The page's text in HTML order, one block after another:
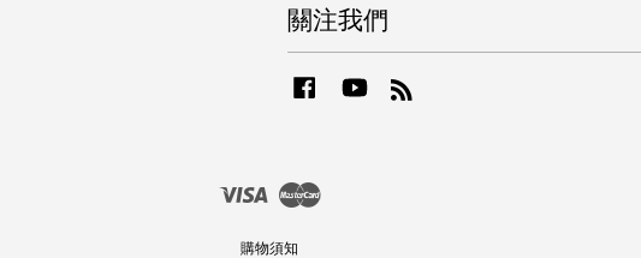
關注我們
FacebookYouTube
Visa Master
購物須知